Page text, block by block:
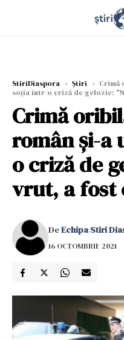
StiriDiaspora › Știri › Crimă
soția într-o criză de gelozie:
Crimă
român și-a
o criză de
vrut, a fost
DeEchipa Stiri
16 OCTOMBRIE 2021